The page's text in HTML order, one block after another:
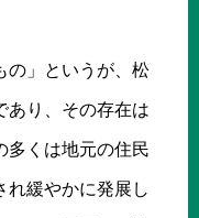
の」というが、松
あり、その存在は
多くは地元の住民
れ緩やかに発展し